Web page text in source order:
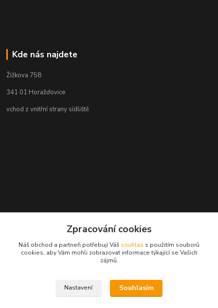
Kde nás najdete
Žižkova 758
341 01 Horažďovice
vchod z vnitřní strany sídliště
Zpracování cookies
Náš obchod a partneři potřebují Váš souhlas s použitím souborů
cookies, aby Vám mohli zobrazovat informace týkající se Vašich
zájmů.
Nastavení Souhlasím